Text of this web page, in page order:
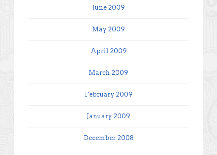
June 2009
May 2009
April 2009
March 2009
February 2009
January 2009
December 2008